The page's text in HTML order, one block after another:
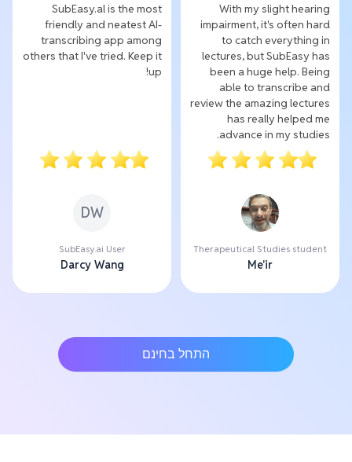
With my slight hearing
impairment, it's often hard
to catch everything in
lectures, but SubEasy has
been a huge help. Being
able to transcribe and
review the amazing lectures
has really helped me
advance in my studies.
Therapeutical Studies student
Me'ir
SubEasy.al is the most
friendly and neatest AI-
transcribing app among
others that I've tried. Keep it
up!
DW
SubEasy.ai User
Darcy Wang
התחל בחינם